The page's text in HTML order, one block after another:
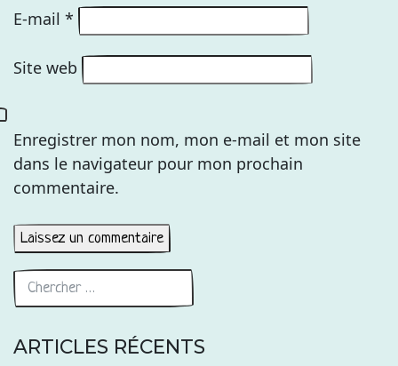
E-mail *
Site web
Enregistrer mon nom, mon e-mail et mon site
dans le navigateur pour mon prochain
commentaire.
ARTICLES RÉCENTS